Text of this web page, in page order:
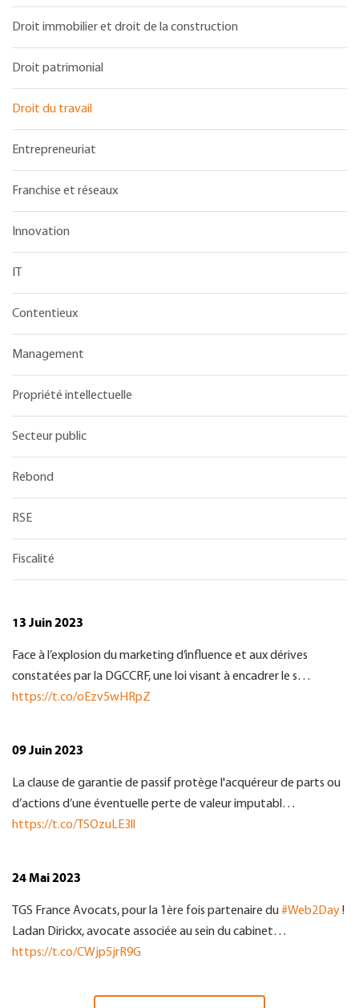
Droit immobilier et droit de la construction
Droit patrimonial
Droit du travail
Entrepreneuriat
Franchise et réseaux
Innovation
IT
Contentieux
Management
Propriété intellectuelle
Secteur public
Rebond
RSE
Fiscalité
13 Juin 2023
Face à l’explosion du marketing d’influence et aux dérives
constatées par la DGCCRF, une loi visant à encadrer le s…
https://t.co/oEzv5wHRpZ
09 Juin 2023
La clause de garantie de passif protège l'acquéreur de parts ou
d’actions d’une éventuelle perte de valeur imputabl…
https://t.co/TSOzuLE3ll
24 Mai 2023
TGS France Avocats, pour la 1ère fois partenaire du#Web2Day!
Ladan Dirickx, avocate associée au sein du cabinet…
https://t.co/CWjp5jrR9G